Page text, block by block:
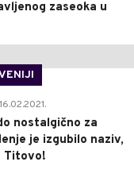
zaseoka u
16.02.2021.
nostalgično za
je izgubilo naziv,
Titovo!